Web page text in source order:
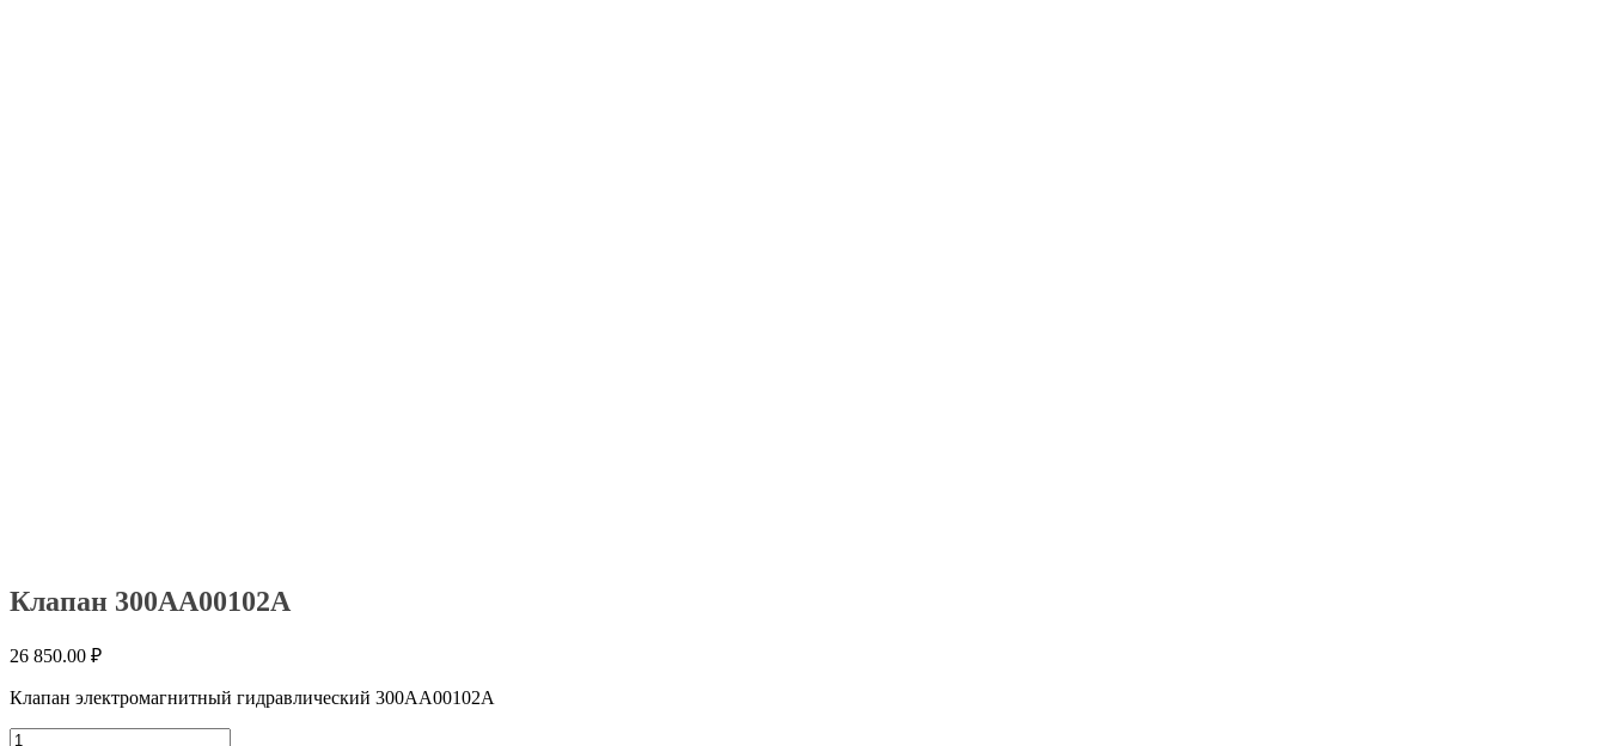
Клапан 300АА00102А
26 850.00 ₽
Клапан электромагнитный гидравлический 300АА00102А
Количество